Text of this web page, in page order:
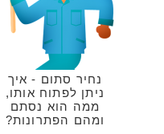
נחיר סתום - איך
ניתן לפתוח אותו,
ממה הוא נסתם
ומהם הפתרונות?